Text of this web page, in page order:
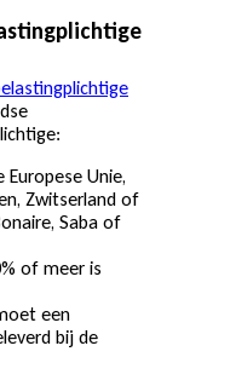
Unie,
Zwitserland of
Saba of
of meer is
een
bij de